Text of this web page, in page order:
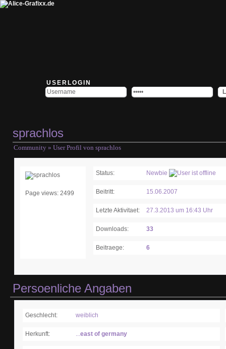
USERLOGIN
sprachlos
Community » User Profil von sprachlos
Page views: 2499
Status: Newbie
Beitritt: 15.06.2007
Letzte Aktivitaet: 27.3.2013 um 16:43 Uhr
Downloads: 33
Beitraege: 6
Persoenliche Angaben
Geschlecht: weiblich
Herkunft: ...east of germany